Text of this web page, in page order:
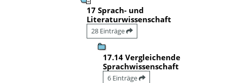
17 Sprach- und
Literaturwissenschaft
28 Einträge
17.14 Vergleichende
Sprachwissenschaft
6 Einträge